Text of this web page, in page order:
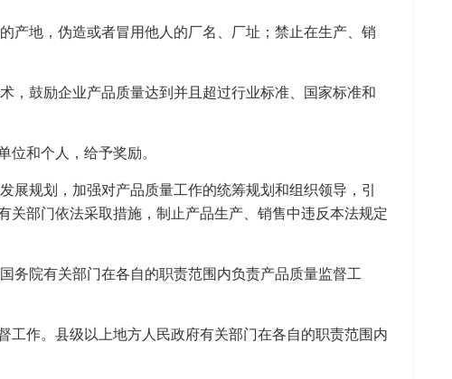
产地，伪造或者冒用他人的厂名、厂址；禁止在生产、销
，鼓励企业产品质量达到并且超过行业标准、国家标准和
和个人，给予奖励。
展规划，加强对产品质量工作的统筹规划和组织领导，引
部门依法采取措施，制止产品生产、销售中违反本法规定
务院有关部门在各自的职责范围内负责产品质量监督工
作。县级以上地方人民政府有关部门在各自的职责范围内